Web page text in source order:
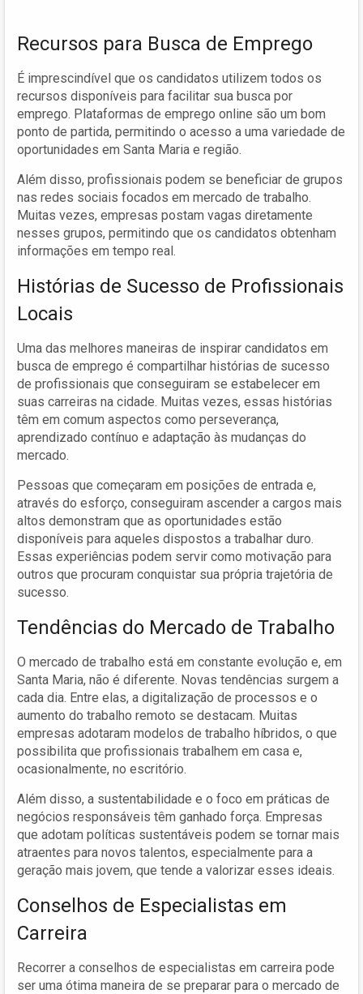
Recursos para Busca de Emprego
É imprescindível que os candidatos utilizem todos os
recursos disponíveis para facilitar sua busca por
emprego. Plataformas de emprego online são um bom
ponto de partida, permitindo o acesso a uma variedade de
oportunidades em Santa Maria e região.
Além disso, profissionais podem se beneficiar de grupos
nas redes sociais focados em mercado de trabalho.
Muitas vezes, empresas postam vagas diretamente
nesses grupos, permitindo que os candidatos obtenham
informações em tempo real.
Histórias de Sucesso de Profissionais
Locais
Uma das melhores maneiras de inspirar candidatos em
busca de emprego é compartilhar histórias de sucesso
de profissionais que conseguiram se estabelecer em
suas carreiras na cidade. Muitas vezes, essas histórias
têm em comum aspectos como perseverança,
aprendizado contínuo e adaptação às mudanças do
mercado.
Pessoas que começaram em posições de entrada e,
através do esforço, conseguiram ascender a cargos mais
altos demonstram que as oportunidades estão
disponíveis para aqueles dispostos a trabalhar duro.
Essas experiências podem servir como motivação para
outros que procuram conquistar sua própria trajetória de
sucesso.
Tendências do Mercado de Trabalho
O mercado de trabalho está em constante evolução e, em
Santa Maria, não é diferente. Novas tendências surgem a
cada dia. Entre elas, a digitalização de processos e o
aumento do trabalho remoto se destacam. Muitas
empresas adotaram modelos de trabalho híbridos, o que
possibilita que profissionais trabalhem em casa e,
ocasionalmente, no escritório.
Além disso, a sustentabilidade e o foco em práticas de
negócios responsáveis têm ganhado força. Empresas
que adotam políticas sustentáveis podem se tornar mais
atraentes para novos talentos, especialmente para a
geração mais jovem, que tende a valorizar esses ideais.
Conselhos de Especialistas em
Carreira
Recorrer a conselhos de especialistas em carreira pode
ser uma ótima maneira de se preparar para o mercado de